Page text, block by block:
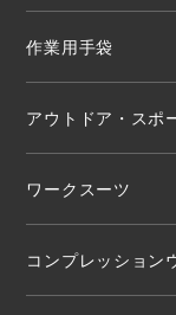
作業用手袋
アウトドア・スポ
ワークスーツ
コンプレッション